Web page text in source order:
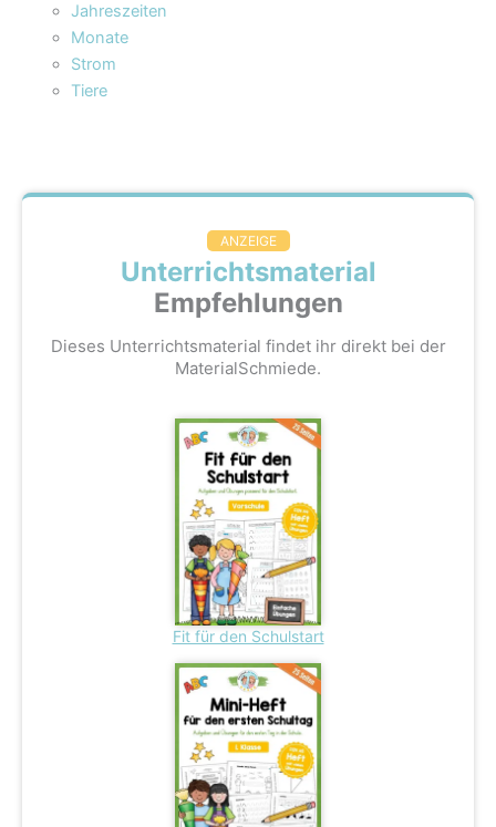
Jahreszeiten
Monate
Strom
Tiere
ANZEIGE
Unterrichtsmaterial
Empfehlungen
Dieses Unterrichtsmaterial findet ihr direkt bei der
MaterialSchmiede.
Fit für den Schulstart